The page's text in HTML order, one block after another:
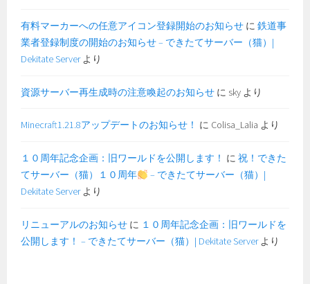
有料マーカーへの任意アイコン登録開始のお知らせ に鉄道事
業者登録制度の開始のお知らせ – できたてサーバー（猫）|
Dekitate Serverより
資源サーバー再生成時の注意喚起のお知らせ に sky より
Minecraft1.21.8アップデートのお知らせ！ に Colisa_Lalia より
１０周年記念企画：旧ワールドを公開します！ に祝！できた
てサーバー（猫）１０周年
– できたてサーバー（猫）|
Dekitate Serverより
リニューアルのお知らせ に １０周年記念企画：旧ワールドを
公開します！ – できたてサーバー（猫）| Dekitate Serverより